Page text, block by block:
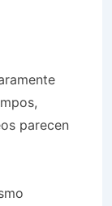
parecen